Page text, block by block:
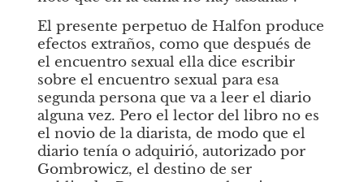
El presente perpetuo de Halfon produce
efectos extraños, como que después de
el encuentro sexual ella dice escribir
sobre el encuentro sexual para esa
segunda persona que va a leer el diario
alguna vez. Pero el lector del libro no es
el novio de la diarista, de modo que el
diario tenía o adquirió, autorizado por
Gombrowicz, el destino de ser